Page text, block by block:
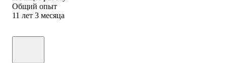
Общий опыт
11 лет 3 месяца